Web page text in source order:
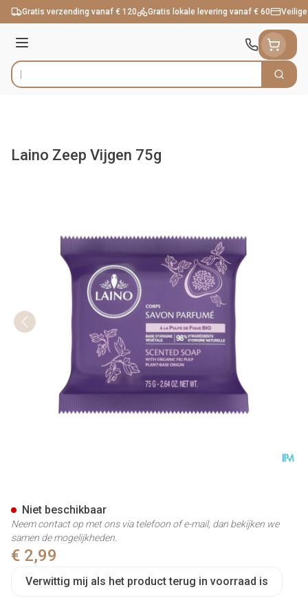
Ga naar de inhoud
Gratis verzending vanaf € 120 Gratis lokale levering vanaf € 60
Menu
Product, merk, categorie... Zoek
Laino Zeep Vijgen 75g
€ 2,99
Verwittig mij als het product terug in voorraad is
Niet beschikbaar
Neem contact op met ons via telefoon of e-mail, dan bekijken we
samen de mogelijkheden.